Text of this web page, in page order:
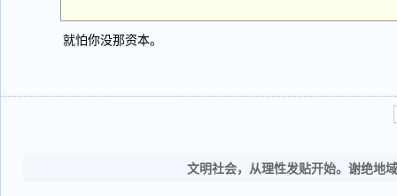
就怕你没那资本。
文明社会，从理性发贴开始。谢绝地